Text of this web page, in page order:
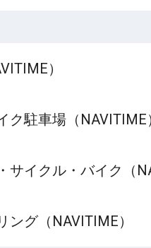
）
ク駐車場（NAVITIME
サイクル・バイク（
ング（NAVITIME）